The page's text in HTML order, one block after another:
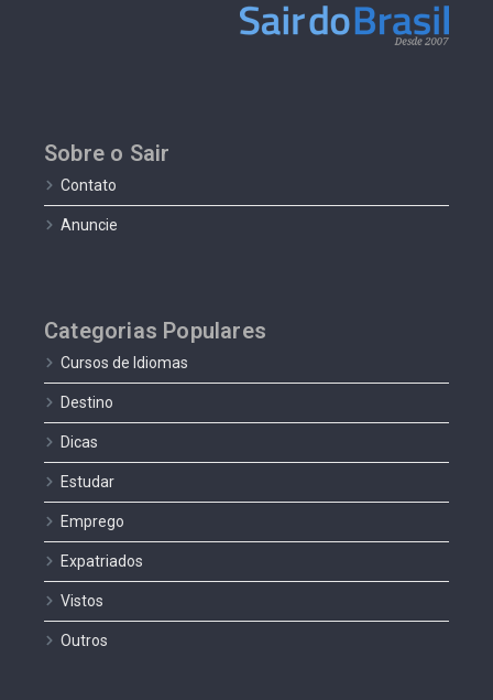
Sobre o Sair
Contato
Anuncie
Categorias Populares
Cursos de Idiomas
Destino
Dicas
Estudar
Emprego
Expatriados
Vistos
Outros